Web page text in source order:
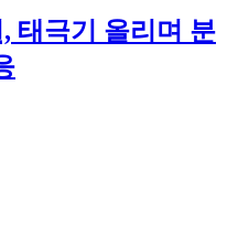
태극기 올리며 분